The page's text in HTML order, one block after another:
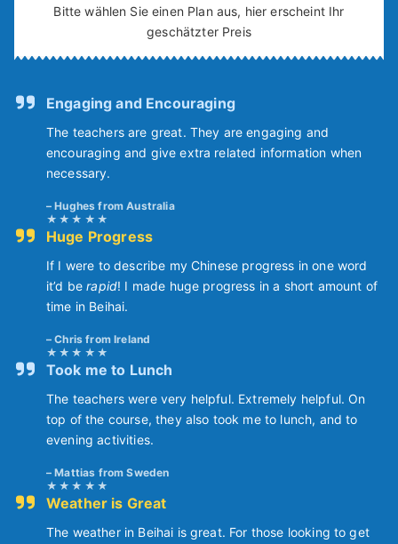
Bitte wählen Sie einen Plan aus, hier erscheint Ihr
geschätzter Preis
Engaging and Encouraging
The teachers are great. They are engaging and
encouraging and give extra related information when
necessary.
Hughes from Australia
Huge Progress
If I were to describe my Chinese progress in one word
it’d berapid! I made huge progress in a short amount of
time in Beihai.
Chris from Ireland
Took me to Lunch
The teachers were very helpful. Extremely helpful. On
top of the course, they also took me to lunch, and to
evening activities.
Mattias from Sweden
Weather is Great
The weather in Beihai is great. For those looking to get